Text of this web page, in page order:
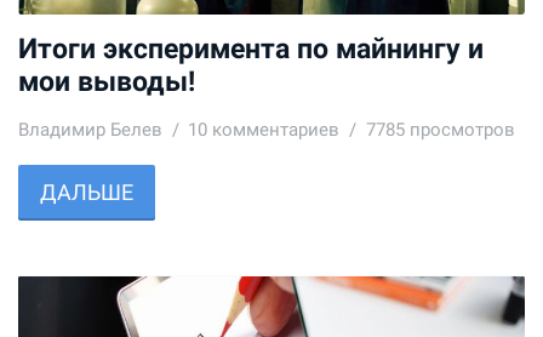
Итоги эксперимента по майнингу и
мои выводы!
Владимир Белев 10 комментариев 7785 просмотров
ДАЛЬШЕ